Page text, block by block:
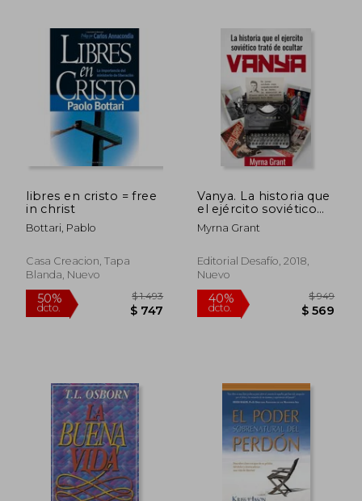
50%
libres en cristo = free
in christ
Bottari, Pablo
Casa Creacion, Tapa
Blanda, Nuevo
Vanya. La historia que
el ejército soviético
trató de ocultar
Myrna Grant
Editorial Desafío, 2018,
Nuevo